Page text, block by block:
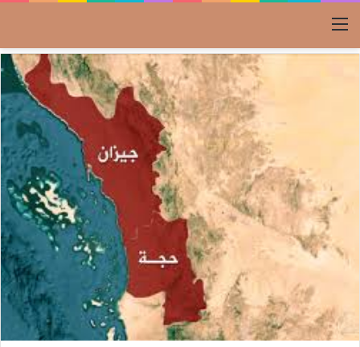
القائمة